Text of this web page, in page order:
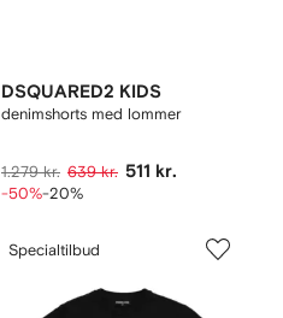
DSQUARED2 KIDS
denimshorts med lommer
1.279 kr. 639 kr. 511 kr.
-50%-20%
Specialtilbud